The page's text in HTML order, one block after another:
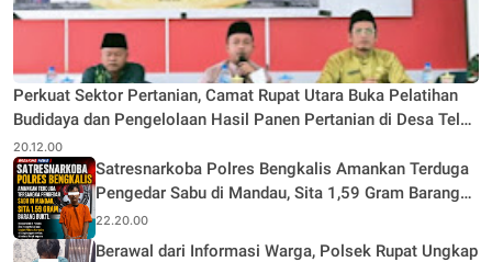
Perkuat Sektor Pertanian, Camat Rupat Utara Buka Pelatihan
Budidaya dan Pengelolaan Hasil Panen Pertanian di Desa Teluk
Rhu
20.12.00
Satresnarkoba Polres Bengkalis Amankan Terduga
Pengedar Sabu di Mandau, Sita 1,59 Gram Barang
Bukti
22.20.00
Berawal dari Informasi Warga, Polsek Rupat Ungkap